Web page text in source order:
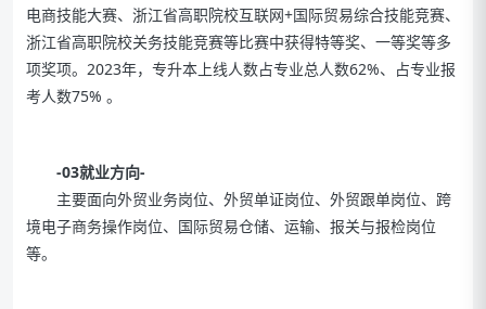
电商技能大赛、浙江省高职院校互联网+国际贸易综合技能竞赛、
浙江省高职院校关务技能竞赛等比赛中获得特等奖、一等奖等多
项奖项。2023年，专升本上线人数占专业总人数62%、占专业报
考人数75% 。
-03就业方向-
主要面向外贸业务岗位、外贸单证岗位、外贸跟单岗位、跨
境电子商务操作岗位、国际贸易仓储、运输、报关与报检岗位
等。